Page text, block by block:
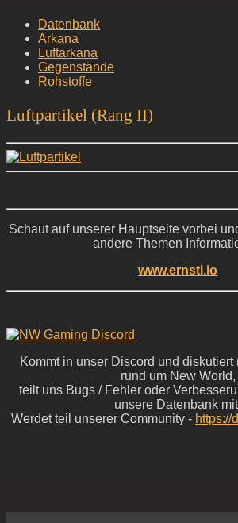
Datenbank
Arkana
Luftarkana
Gegenstände
Rohstoffe
Luftpartikel (Rang II)
Schaut auf unserer Hauptseite vorbei
andere Themen
www.ernstl.io
Kommt in unser Discord und
rund um New World,
teilt uns Bugs / Fehler oder
unsere Datenbank
Werdet teil unserer Community - https://